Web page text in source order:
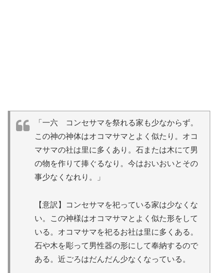
「一六 コンセサマを祭れる家も少なからず。
この神の神体はオコマサマとよく似たり。オコ
マサマの社は里に多くあり。石または木にて男
の物を作りて捧ぐるなり。今はおいおいとその
事少なくなれり。」
【意訳】コンセサマを祀っている家は少なくな
い。この神様はオコマサマとよく似た形をして
いる。オコマサマを祀るお社は里に多くある。
石や木を彫って男性器の形にして奉納するので
ある。近ごろはだんだん少なくなっている。